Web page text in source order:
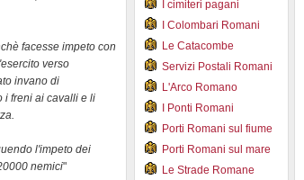
facesse impeto con
verso
invano di
i freni ai cavalli e li
l'impeto dei
nemici"
I cimiteri pagani
I Colombari Romani
Le Catacombe
Servizi Postali Romani
L'Arco Romano
I Ponti Romani
Porti Romani sul fiume
Porti Romani sul mare
Le Strade Romane